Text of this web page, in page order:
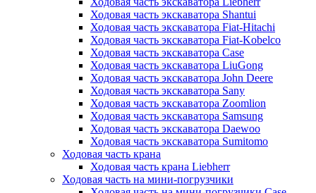
Ходовая часть экскаватора Shantui
Ходовая часть экскаватора Fiat-Hitachi
Ходовая часть экскаватора Fiat-Kobelco
Ходовая часть экскаватора Case
Ходовая часть экскаватора LiuGong
Ходовая часть экскаватора John Deere
Ходовая часть экскаватора Sany
Ходовая часть экскаватора Zoomlion
Ходовая часть экскаватора Samsung
Ходовая часть экскаватора Daewoo
Ходовая часть экскаватора Sumitomo
Ходовая часть крана
Ходовая часть крана Liebherr
Ходовая часть на мини-погрузчики